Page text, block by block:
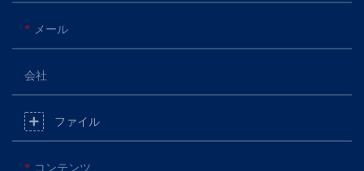
メール
会社
ファイル
コンテンツ